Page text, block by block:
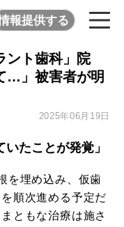
報提供する
ント歯科」院
…」被害者が明
2025年06月19日
たことが発覚」
を埋め込み、仮歯
順次進める予定だ
ともな治療は施さ